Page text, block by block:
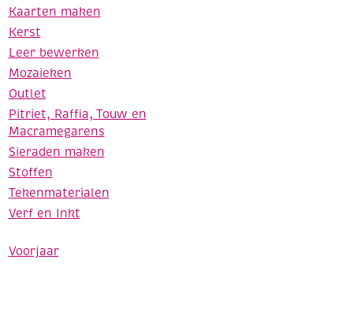
Kaarten maken
Kerst
Leer bewerken
Mozaieken
Outlet
Pitriet, Raffia, Touw en
Macramegarens
Sieraden maken
Stoffen
Tekenmaterialen
Verf en Inkt
Voorjaar